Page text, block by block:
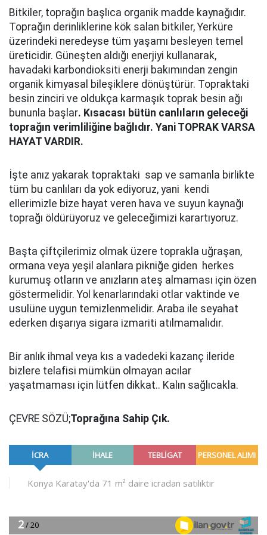
Bitkiler, toprağın başlıca organik madde kaynağıdır.
Toprağın derinliklerine kök salan bitkiler, Yerküre
üzerindeki neredeyse tüm yaşamı besleyen temel
üreticidir. Güneşten aldığı enerjiyi kullanarak,
havadaki karbondioksiti enerji bakımından zengin
organik kimyasal bileşiklere dönüştürür. Topraktaki
besin zinciri ve oldukça karmaşık toprak besin ağı
bununla başlar. Kısacası bütün canlıların geleceği
toprağın verimliliğine bağlıdır. Yani TOPRAK VARSA
HAYAT VARDIR.
İşte anız yakarak topraktaki sap ve samanla birlikte
tüm bu canlıları da yok ediyoruz, yani kendi
ellerimizle bize hayat veren hava ve suyun kaynağı
toprağı öldürüyoruz ve geleceğimizi karartıyoruz.
Başta çiftçilerimiz olmak üzere toprakla uğraşan,
ormana veya yeşil alanlara pikniğe giden herkes
kurumuş otların ve anızların ateş almaması için özen
göstermelidir. Yol kenarlarındaki otlar vaktinde ve
usulüne uygun temizlenmelidir. Araba ile seyahat
ederken dışarıya sigara izmariti atılmamalıdır.
Bir anlık ihmal veya kıs a vadedeki kazanç ileride
bizlere telafisi mümkün olmayan acılar
yaşatmaması için lütfen dikkat.. Kalın sağlıcakla.
ÇEVRE SÖZÜ;Toprağına Sahip Çık.